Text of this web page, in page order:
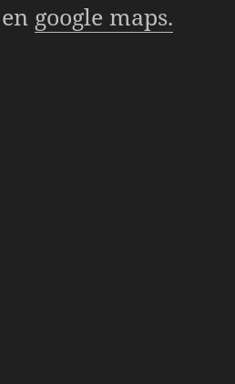
google maps.